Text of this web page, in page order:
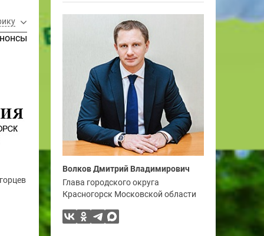
Волков Дмитрий Владимирович
Глава городского округа
Красногорск Московской области